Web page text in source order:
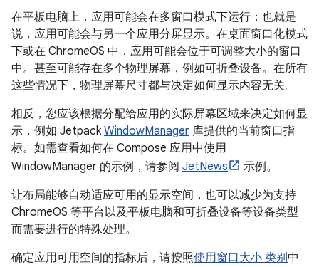
在平板电脑上，应用可能会在多窗口模式下运行；也就是
说，应用可能会与另一个应用分屏显示。在桌面窗口化模式
下或在 ChromeOS 中，应用可能会位于可调整大小的窗口
中。甚至可能存在多个物理屏幕，例如可折叠设备。在所有
这些情况下，物理屏幕尺寸都与决定如何显示内容无关。
相反，您应该根据分配给应用的实际屏幕区域来决定如何显
示，例如 Jetpack WindowManager 库提供的当前窗口指
标。如需查看如何在 Compose 应用中使用
WindowManager 的示例，请参阅 JetNews
示例。
让布局能够自动适应可用的显示空间，也可以减少为支持
ChromeOS 等平台以及平板电脑和可折叠设备等设备类型
而需要进行的特殊处理。
确定应用可用空间的指标后，请按照使用窗口大小 类别中